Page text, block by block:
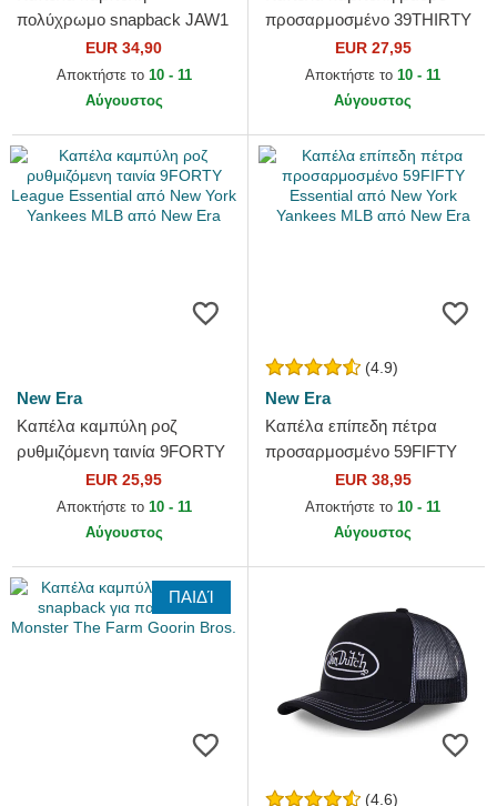
πολύχρωμο snapback JAW1
JAWB Καρχαρίας από
Capslab
EUR 34,90
Αποκτήστε το 10 - 11
Αύγουστος
προσαρμοσμένο 39THIRTY
Essential από Los Angeles
Dodgers MLB από New Era
EUR 27,95
Αποκτήστε το 10 - 11
Αύγουστος
New Era
Καπέλα καμπύλη ροζ
ρυθμιζόμενη ταινία 9FORTY
League Essential από New
York Yankees MLB από New
EUR 25,95
Αποκτήστε το 10 - 11
Αύγουστος
(4.9)
New Era
Καπέλα επίπεδη πέτρα
προσαρμοσμένο 59FIFTY
Essential από New York
Yankees MLB από New Era
EUR 38,95
Αποκτήστε το 10 - 11
Αύγουστος
ΠΑΙΔΊ
(4.6)